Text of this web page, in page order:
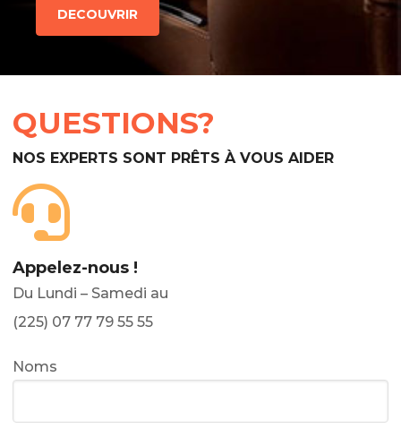
DECOUVRIR
QUESTIONS?
NOS EXPERTS SONT PRÊTS À VOUS AIDER
Appelez-nous !
Du Lundi – Samedi au
(225) 07 77 79 55 55
Noms